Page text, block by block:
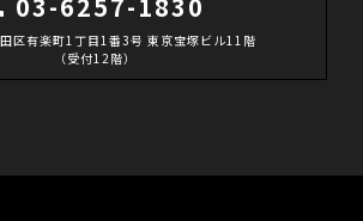
区有楽町1丁目1番3号 東京宝塚ビル11階
（受付12階）